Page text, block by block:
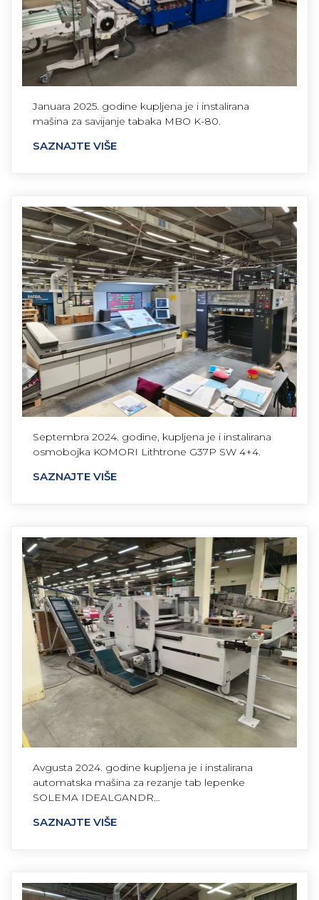
Januara 2025. godine kupljena je i instalirana
mašina za savijanje tabaka MBO K-80.
SAZNAJTE VIŠE
Septembra 2024. godine, kupljena je i instalirana
osmobojka KOMORI Lithtrone G37P SW 4+4.
SAZNAJTE VIŠE
Avgusta 2024. godine kupljena je i instalirana
automatska mašina za rezanje tab lepenke
SOLEMA IDEALGANDR…
SAZNAJTE VIŠE